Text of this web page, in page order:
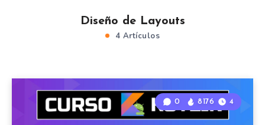
Diseño de Layouts
4 Artículos
0 8176 4